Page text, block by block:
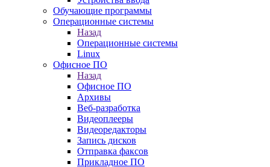
Обучающие программы
Операционные системы
Назад
Операционные системы
Linux
Офисное ПО
Назад
Офисное ПО
Архивы
Веб-разработка
Видеоплееры
Видеоредакторы
Запись дисков
Отправка факсов
Прикладное ПО